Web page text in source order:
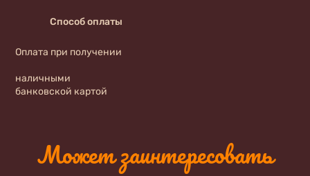
Способ оплаты
Оплата при получении
наличными
банковской картой
Может заинтересовать